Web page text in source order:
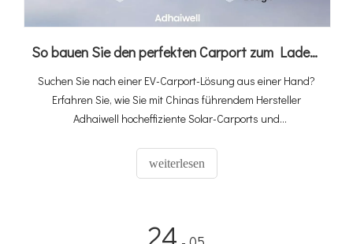
So bauen Sie den perfekten Carport zum Laden von Elektrofahrzeugen: Ein Leitfaden zur individuellen Gestaltung von Carports mit Adhaiwell China
Suchen Sie nach einer EV-Carport-Lösung aus einer Hand?
Erfahren Sie, wie Sie mit Chinas führendem Hersteller
Adhaiwell hocheffiziente Solar-Carports und
Erhalten Sie präzise Angebote mit unserem technischen
Leitfaden.
weiterlesen
24